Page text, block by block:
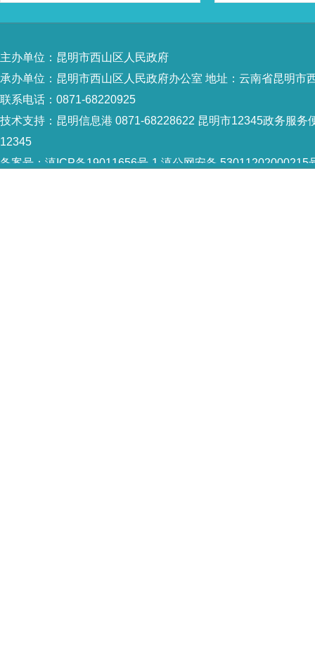
主办单位：昆明市西山区人民政府
承办单位：昆明市西山区人民政府办公室 地址：云南省昆明市
联系电话：0871-68220925
技术支持： 昆明信息港 0871-68228622 昆明市12345政务服务
12345
备案号： 滇ICP备19011656号-1 滇公网安备 53011202000215